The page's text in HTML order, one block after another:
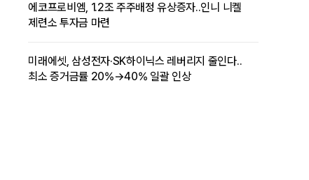
에코프로비엠, 1.2조 주주배정 유상증자..인니 니켈
제련소 투자금 마련
미래에셋, 삼성전자·SK하이닉스 레버리지 줄인다..
최소 증거금률 20%→40% 일괄 인상